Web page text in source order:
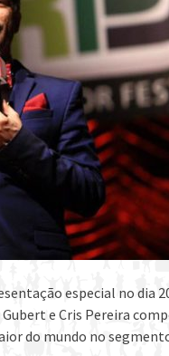
especial no dia
e Cris Pereira
do mundo no